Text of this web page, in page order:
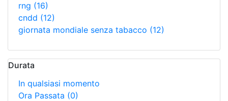
rng (16)
cndd (12)
giornata mondiale senza tabacco (12)
Durata
In qualsiasi momento
Ora Passata (0)